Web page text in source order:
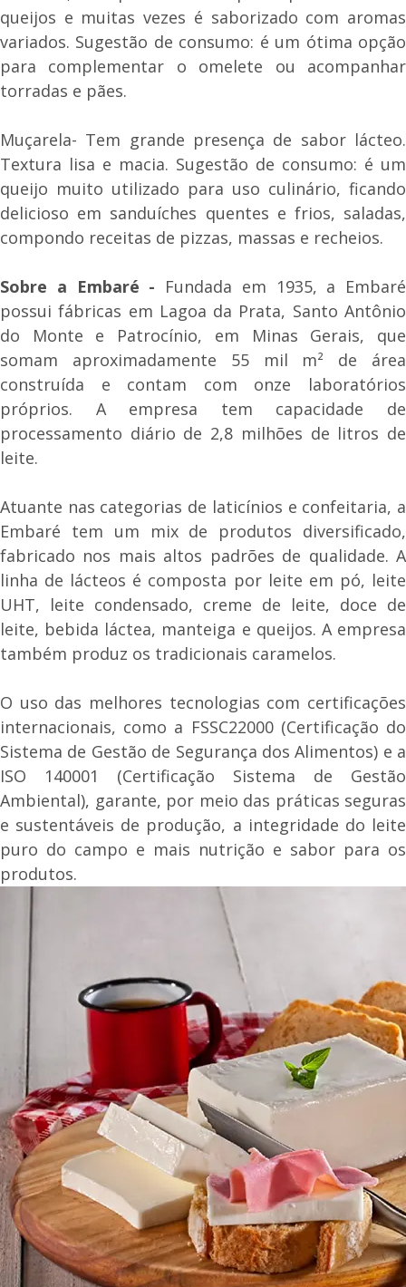
queijos e muitas vezes é saborizado com aromas
variados. Sugestão de consumo: é um ótima opção
para complementar o omelete ou acompanhar
torradas e pães.
Muçarela- Tem grande presença de sabor lácteo.
Textura lisa e macia. Sugestão de consumo: é um
queijo muito utilizado para uso culinário, ficando
delicioso em sanduíches quentes e frios, saladas,
compondo receitas de pizzas, massas e recheios.
Sobre a Embaré - Fundada em 1935, a Embaré
possui fábricas em Lagoa da Prata, Santo Antônio
do Monte e Patrocínio, em Minas Gerais, que
somam aproximadamente 55 mil m² de área
construída e contam com onze laboratórios
próprios. A empresa tem capacidade de
processamento diário de 2,8 milhões de litros de
leite.
Atuante nas categorias de laticínios e confeitaria, a
Embaré tem um mix de produtos diversificado,
fabricado nos mais altos padrões de qualidade. A
linha de lácteos é composta por leite em pó, leite
UHT, leite condensado, creme de leite, doce de
leite, bebida láctea, manteiga e queijos. A empresa
também produz os tradicionais caramelos.
O uso das melhores tecnologias com certificações
internacionais, como a FSSC22000 (Certificação do
Sistema de Gestão de Segurança dos Alimentos) e a
ISO 140001 (Certificação Sistema de Gestão
Ambiental), garante, por meio das práticas seguras
e sustentáveis de produção, a integridade do leite
puro do campo e mais nutrição e sabor para os
produtos.